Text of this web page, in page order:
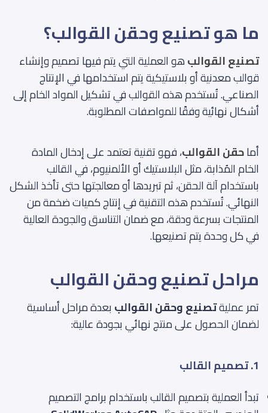
ما هو تصنيع وحقن القوالب؟
تصنيع القوالبهو العملية التي يتم فيها تصميم وإنشاء
قوالب معدنية أو بلاستيكية يتم استخدامها في الإنتاج
الصناعي. تُستخدم هذه القوالب في تشكيل المواد الخام إلى
أشكال نهائية وفقًا للمواصفات المطلوبة.
أماحقن القوالب، فهو تقنية تعتمد على إدخال المادة
الخام المُذابة، مثل البلاستيك أو الألمنيوم، في القالب
باستخدام آلة الحقن، ثم تبريدها أو معالجتها حتى تأخذ الشكل
النهائي. تُستخدم هذه التقنية في إنتاج كميات ضخمة من
المنتجات بسرعة ودقة، مع ضمان التناسق والجودة العالية
في كل وحدة يتم تصنيعها.
مراحل تصنيع وحقن القوالب
تمر عمليةتصنيع وحقن القوالب بعدة مراحل أساسية
لضمان الحصول على منتج نهائي بجودة عالية:
1. تصميم القالب
تبدأ العملية بتصميم القالب باستخدام برامج التصميم